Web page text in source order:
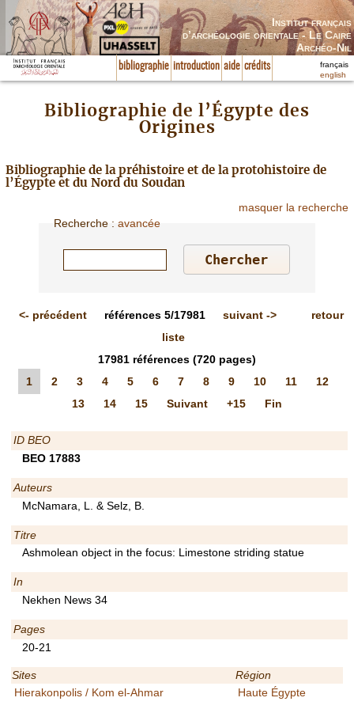
Institut français
d’archéologie orientale - Le Caire
Archéo-Nil
bibliographie introduction aide crédits
français
english
Bibliographie de l’Égypte des
Origines
Bibliographie de la préhistoire et de la protohistoire de
l’Égypte et du Nord du Soudan
masquer la recherche
Recherche :avancée
<- précédent références5/17981 suivant->
retour
liste
17981 références (720 pages)
1
2 3 4 5 6 7 8 9 10 11
12
13
14 15 Suivant +15 Fin
ID BEO
BEO 17883
Auteurs
McNamara, L. & Selz, B.
Titre
Ashmolean object in the focus: Limestone striding statue
In
Nekhen News 34
Pages
20-21
Sites
Région
Hierakonpolis / Kom el-Ahmar
Haute Égypte